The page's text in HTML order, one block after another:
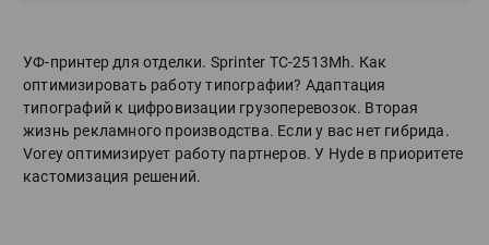
УФ-принтер для отделки. Sprinter ТС-2513Mh. Как
оптимизировать работу типографии? Адаптация
типографий к цифровизации грузоперевозок. Вторая
жизнь рекламного производства. Если у вас нет гибрида.
Vorey оптимизирует работу партнеров. У Hyde в приоритете
кастомизация решений.